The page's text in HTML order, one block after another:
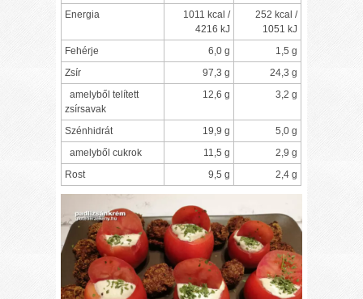
Energia
1011 kcal /
4216 kJ
252 kcal /
1051 kJ
Fehérje
6,0 g
1,5 g
Zsír
97,3 g
24,3 g
amelyből telített
zsírsavak
12,6 g 3,2 g
Szénhidrát 19,9 g
5,0 g
amelyből cukrok
11,5 g
2,9 g
Rost
9,5 g 2,4 g